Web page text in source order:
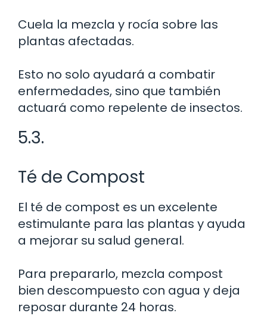
Cuela la mezcla y rocía sobre las
plantas afectadas.
Esto no solo ayudará a combatir
enfermedades, sino que también
actuará como repelente de insectos.
5.3.
Té de Compost
El té de compost es un excelente
estimulante para las plantas y ayuda
a mejorar su salud general.
Para prepararlo, mezcla compost
bien descompuesto con agua y deja
reposar durante 24 horas.